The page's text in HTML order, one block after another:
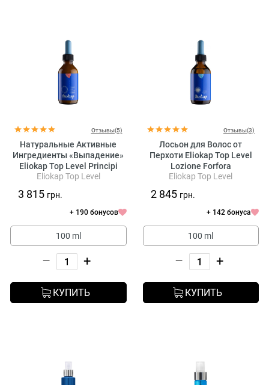
Отзывы(5)
Натуральные Активные
Ингредиенты «Выпадение»
Eliokap Top Level Principi
Attivi Naturali Caduta
Eliokap Top Level
3 815 грн.
+ 190 бонусов
100 ml
– +
КУПИТЬ
Отзывы(3)
Лосьон для Волос от
Перхоти Eliokap Top Level
Lozione Forfora
Eliokap Top Level
2 845 грн.
+ 142 бонуса
100 ml
– +
КУПИТЬ